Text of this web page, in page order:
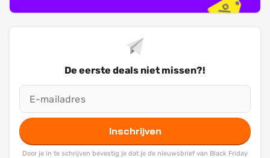
De eerste deals niet missen?!
Inschrijven
Door je in te schrijven bevestig je dat je de nieuwsbrief van Black Friday